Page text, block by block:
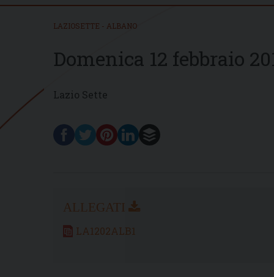
LAZIOSETTE - ALBANO
Domenica 12 febbraio
Lazio Sette
LA1202ALB1